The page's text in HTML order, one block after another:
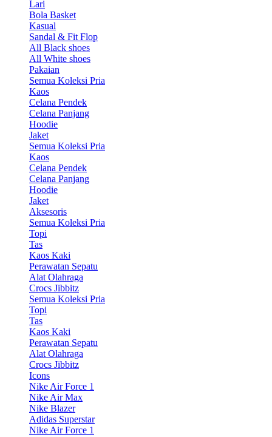
Lari
Bola Basket
Kasual
Sandal & Fit Flop
All Black shoes
All White shoes
Pakaian
Semua Koleksi Pria
Kaos
Celana Pendek
Celana Panjang
Hoodie
Jaket
Semua Koleksi Pria
Kaos
Celana Pendek
Celana Panjang
Hoodie
Jaket
Aksesoris
Semua Koleksi Pria
Topi
Tas
Kaos Kaki
Perawatan Sepatu
Alat Olahraga
Crocs Jibbitz
Semua Koleksi Pria
Topi
Tas
Kaos Kaki
Perawatan Sepatu
Alat Olahraga
Crocs Jibbitz
Icons
Nike Air Force 1
Nike Air Max
Nike Blazer
Adidas Superstar
Nike Air Force 1